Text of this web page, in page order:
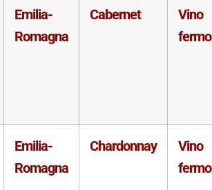
Emilia-
Romagna
Cabernet
Vino
fermo
Emilia-
Romagna
Chardonnay
Vino
fermo